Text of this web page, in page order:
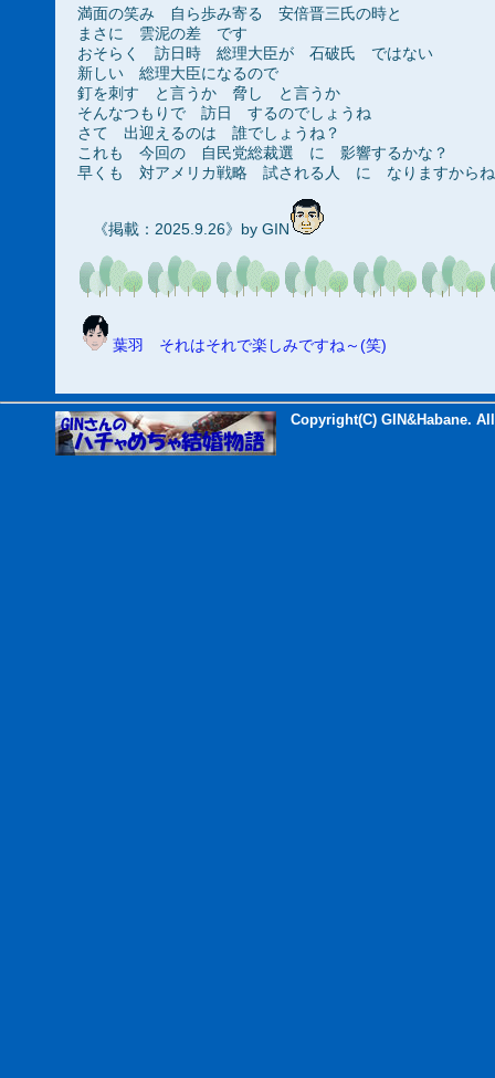
満面の笑み 自ら歩み寄る 安倍晋三氏の時と
まさに 雲泥の差 です
おそらく 訪日時 総理大臣が 石破氏 ではない
新しい 総理大臣になるので
釘を刺す と言うか 脅し と言うか
そんなつもりで 訪日 するのでしょうね
さて 出迎えるのは 誰でしょうね？
これも 今回の 自民党総裁選 に 影響するかな？
早くも 対アメリカ戦略 試される人 に なりますからね
《掲載：2025.9.26》by GIN
葉羽 それはそれで楽しみですね～(笑)
Copyright(C) GIN&Habane.